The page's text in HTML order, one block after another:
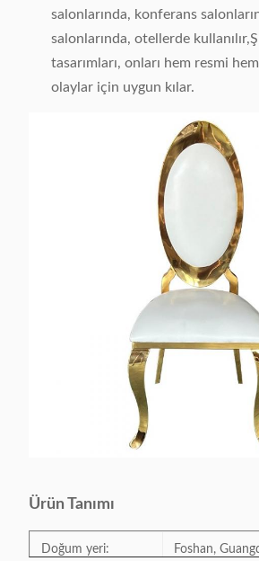
salonlarında, konferans
salonlarında, otellerde
tasarımları, onları hem resmi
olaylar için uygun kılar.
Ürün Tanımı
Doğum yeri: Foshan,